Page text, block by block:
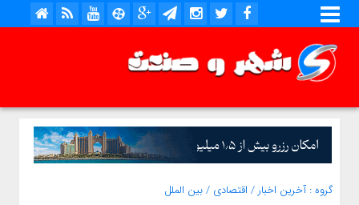
گروه :آخرین اخبار / اقتصادی /بین الملل